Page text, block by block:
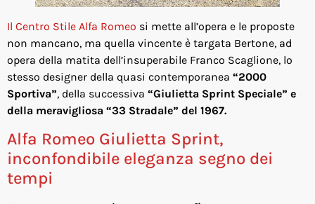
Il Centro Stile Alfa Romeo si mette all’opera e le proposte
non mancano, ma quella vincente è targata Bertone, ad
opera della matita dell’insuperabile Franco Scaglione, lo
stesso designer della quasi contemporanea “2000
Sportiva”, della successiva “Giulietta Sprint Speciale” e
della meravigliosa “33 Stradale” del 1967.
Alfa Romeo Giulietta Sprint,
inconfondibile eleganza segno dei
tempi